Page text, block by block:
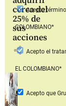
cerca del
25% de
sus
acciones
share
Acepto
COLOMBIANO*
Acepto el
EL COLOMBIANO*
Acepto que